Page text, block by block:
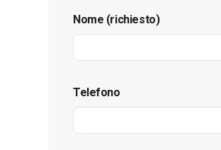
Nome (richiesto)
Telefono